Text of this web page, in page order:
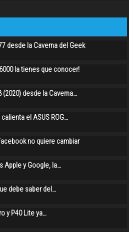
desde la Caverna del Geek
la tienes que conocer!
(2020) desde la Caverna…
el ASUS ROG…
no quiere cambiar
Apple y Google, la…
debe saber del…
y P40 Lite ya…